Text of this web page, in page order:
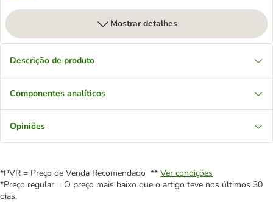
Mostrar detalhes
Descrição de produto
Componentes analíticos
Opiniões
*PVR = Preço de Venda Recomendado ** Ver condições
*Preço regular = O preço mais baixo que o artigo teve nos últimos 30
dias.